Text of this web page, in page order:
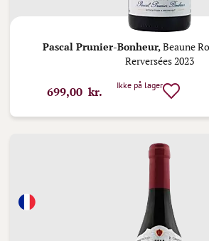
Pascal Prunier-Bonheur,Beaune
Rerversées 2023
699,00 kr. Ikke på lager